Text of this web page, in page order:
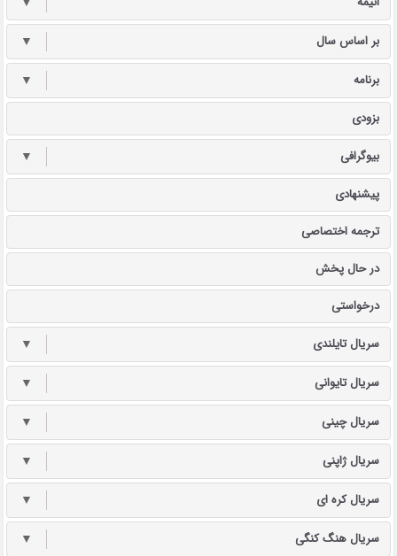
بر اساس سال ▼
برنامه ▼
بزودی
بیوگرافی ▼
پیشنهادی
ترجمه اختصاصی
در حال پخش
درخواستی
سریال تایلندی ▼
سریال تایوانی ▼
سریال چینی ▼
سریال ژاپنی ▼
سریال کره ای ▼
سریال هنگ کنگی ▼